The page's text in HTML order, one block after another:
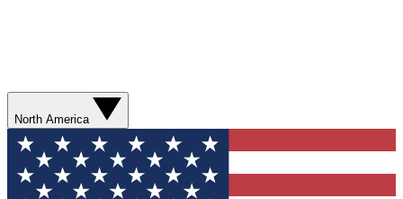
North America